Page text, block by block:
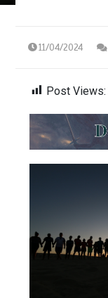
11/04/2024
Post Views: